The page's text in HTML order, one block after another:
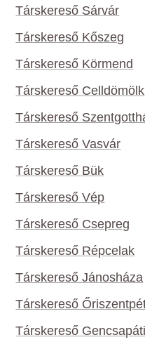
Társkereső Sárvár
Társkereső Kőszeg
Társkereső Körmend
Társkereső Celldömölk
Társkereső
Társkereső Vasvár
Társkereső Bük
Társkereső Vép
Társkereső Csepreg
Társkereső Répcelak
Társkereső Jánosháza
Társkereső
Társkereső Gencsapáti